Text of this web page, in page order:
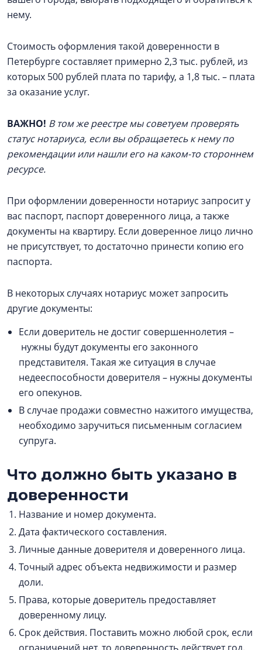
нему.
Стоимость оформления такой доверенности в
Петербурге составляет примерно 2,3 тыс. рублей, из
которых 500 рублей плата по тарифу, а 1,8 тыс. – плата
за оказание услуг.
ВАЖНО! В том же реестре мы советуем проверять
статус нотариуса, если вы обращаетесь к нему по
рекомендации или нашли его на каком-то стороннем
ресурсе.
При оформлении доверенности нотариус запросит у
вас паспорт, паспорт доверенного лица, а также
документы на квартиру. Если доверенное лицо лично
не присутствует, то достаточно принести копию его
паспорта.
В некоторых случаях нотариус может запросить
другие документы:
Если доверитель не достиг совершеннолетия –
нужны будут документы его законного
представителя. Такая же ситуация в случае
недееспособности доверителя – нужны документы
его опекунов.
В случае продажи совместно нажитого имущества,
необходимо заручиться письменным согласием
супруга.
Что должно быть указано в
доверенности
Название и номер документа.
Дата фактического составления.
Личные данные доверителя и доверенного лица.
Точный адрес объекта недвижимости и размер
доли.
Права, которые доверитель предоставляет
доверенному лицу.
Срок действия. Поставить можно любой срок, если